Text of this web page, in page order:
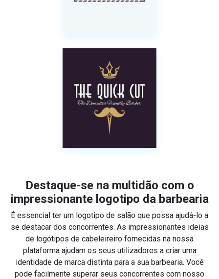
Destaque-se na multidão com o
impressionante logotipo da barbearia
É essencial ter um logotipo de salão que possa ajudá-lo a
se destacar dos concorrentes. As impressionantes ideias
de logótipos de cabeleireiro fornecidas na nossa
plataforma ajudam os seus utilizadores a criar uma
identidade de marca distinta para a sua barbearia. Você
pode facilmente superar seus concorrentes com nosso